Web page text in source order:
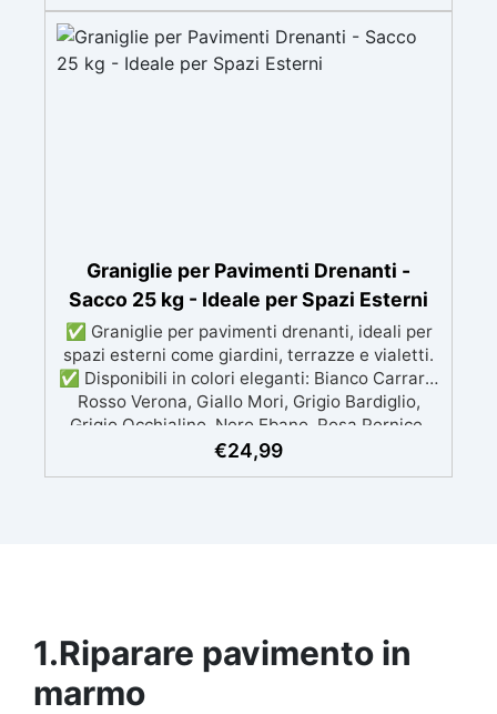
Progetti Artistici: Perfetto per opere d'arte,
decorazioni d'interni e creazioni artigianali. ✅
Trasforma le Tue Creazioni: Aggiungi un tocco
Graniglie per Pavimenti Drenanti -
Sacco 25 kg - Ideale per Spazi Esterni
✅ Graniglie per pavimenti drenanti, ideali per
spazi esterni come giardini, terrazze e vialetti.
✅ Disponibili in colori eleganti: Bianco Carrara,
Rosso Verona, Giallo Mori, Grigio Bardiglio,
Grigio Occhialino, Nero Ebano, Rosa Pernice,
Beige Botticino ✅ Facili da applicare: al
€24,99
1.Riparare pavimento in
marmo